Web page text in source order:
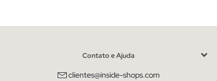
Contato e Ajuda
clientes@inside-shops.com